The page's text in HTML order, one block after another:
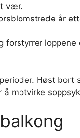
vær.
år
forstyrrer loppene
Høst bort
motvirke